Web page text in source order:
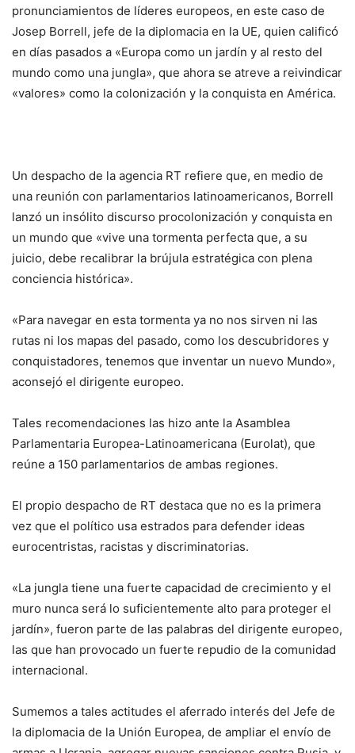
pronunciamientos de líderes europeos, en este caso de
Josep Borrell, jefe de la diplomacia en la UE, quien calificó
en días pasados a «Europa como un jardín y al resto del
mundo como una jungla», que ahora se atreve a reivindicar
«valores» como la colonización y la conquista en América.
Un despacho de la agencia RT refiere que, en medio de
una reunión con parlamentarios latinoamericanos, Borrell
lanzó un insólito discurso procolonización y conquista en
un mundo que «vive una tormenta perfecta que, a su
juicio, debe recalibrar la brújula estratégica con plena
conciencia histórica».
«Para navegar en esta tormenta ya no nos sirven ni las
rutas ni los mapas del pasado, como los descubridores y
conquistadores, tenemos que inventar un nuevo Mundo»,
aconsejó el dirigente europeo.
Tales recomendaciones las hizo ante la Asamblea
Parlamentaria Europea-Latinoamericana (Eurolat), que
reúne a 150 parlamentarios de ambas regiones.
El propio despacho de RT destaca que no es la primera
vez que el político usa estrados para defender ideas
eurocentristas, racistas y discriminatorias.
«La jungla tiene una fuerte capacidad de crecimiento y el
muro nunca será lo suficientemente alto para proteger el
jardín», fueron parte de las palabras del dirigente europeo,
las que han provocado un fuerte repudio de la comunidad
internacional.
Sumemos a tales actitudes el aferrado interés del Jefe de
la diplomacia de la Unión Europea, de ampliar el envío de